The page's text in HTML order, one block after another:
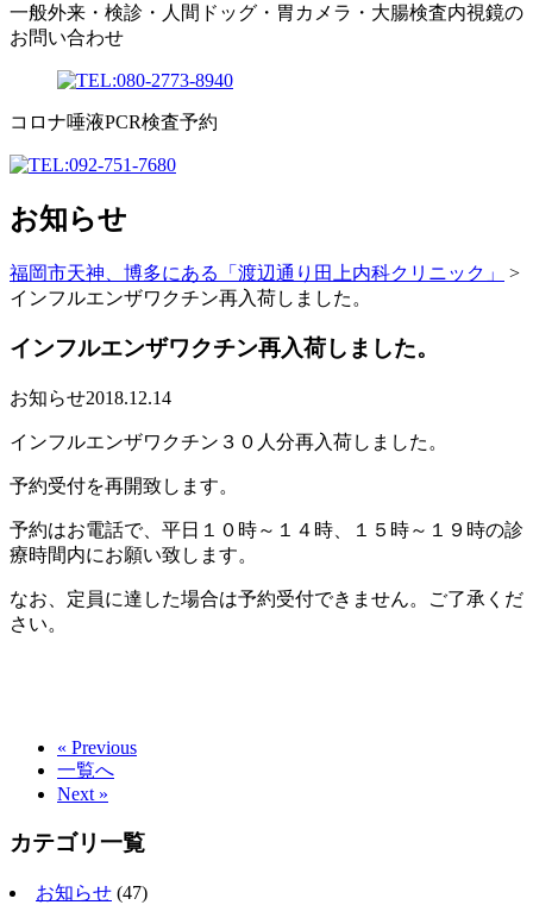
一般外来・検診・人間ドッグ・胃カメラ・大腸検査内視鏡の
お問い合わせ
コロナ唾液PCR検査予約
お知らせ
福岡市天神、博多にある「渡辺通り田上内科クリニック」
>
インフルエンザワクチン再入荷しました。
インフルエンザワクチン再入荷しました。
お知らせ2018.12.14
インフルエンザワクチン３０人分再入荷しました。
予約受付を再開致します。
予約はお電話で、平日１０時～１４時、１５時～１９時の診
療時間内にお願い致します。
なお、定員に達した場合は予約受付できません。ご了承くだ
さい。
« Previous
一覧へ
Next »
カテゴリ一覧
お知らせ (47)